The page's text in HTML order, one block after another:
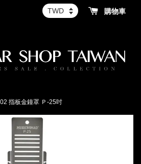
購物車
指板金鐘罩 Ｐ-25吋